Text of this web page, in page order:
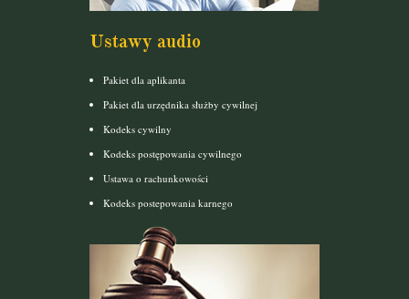
Ustawy audio
Pakiet dla aplikanta
Pakiet dla urzędnika służby cywilnej
Kodeks cywilny
Kodeks postępowania cywilnego
Ustawa o rachunkowości
Kodeks postepowania karnego